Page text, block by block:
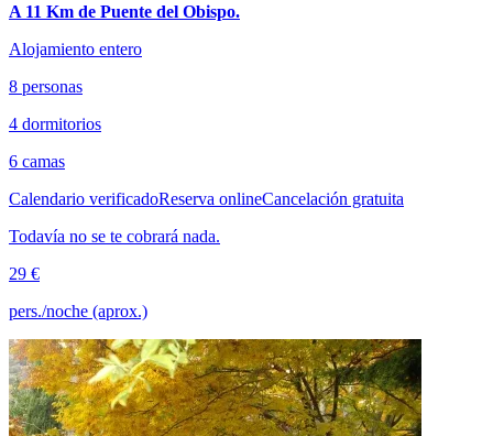
A 11 Km de Puente del Obispo.
Alojamiento entero
8 personas
4 dormitorios
6 camas
Calendario verificadoReserva onlineCancelación gratuita
Todavía no se te cobrará nada.
29 €
pers./noche (aprox.)